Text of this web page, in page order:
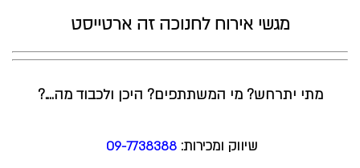
מגשי אירוח לחנוכה זה ארטייסט
מתי יתרחש? מי המשתתפים? היכן ולכבוד מה….?
שיווק ומכירות: 09-7738388